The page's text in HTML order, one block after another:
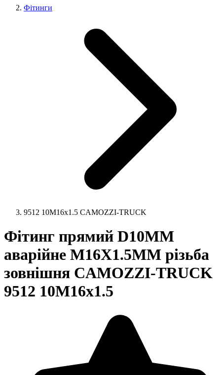
Фітинги
9512 10M16x1.5 CAMOZZI-TRUCK
Фітинг прямий D10MM
аварійне M16X1.5MM різьба
зовнішня CAMOZZI-TRUCK
9512 10M16x1.5